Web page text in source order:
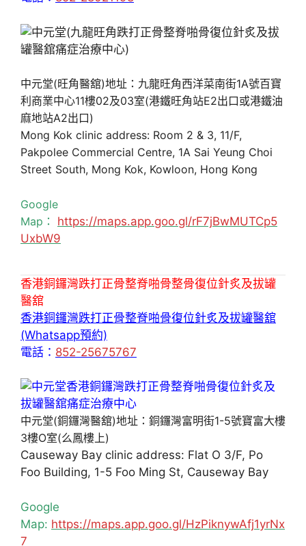
中元堂(旺角醫舘)地址：九龍旺角西洋菜南街1A號百寶
利商業中心11樓02及03室(港鐵旺角站E2出口或港鐵油
麻地站A2出口)
Mong Kok clinic address: Room 2 & 3, 11/F,
Pakpolee Commercial Centre, 1A Sai Yeung Choi
Street South, Mong Kok, Kowloon, Hong Kong
Google
Map： https://maps.app.goo.gl/rF7jBwMUTCp5
UxbW9
香港銅鑼灣跌打正骨整脊啪骨整骨復位針炙及拔罐
醫舘
香港銅鑼灣跌打正骨整脊啪骨復位針炙及拔罐醫舘
(Whatsapp預約)
電話： 852-25675767
中元堂(銅鑼灣醫舘)地址：銅鑼灣富明街1-5號寶富大樓
3樓O室(么鳳樓上)
Causeway Bay clinic address: Flat O 3/F, Po
Foo Building, 1-5 Foo Ming St, Causeway Bay
Google
Map: https://maps.app.goo.gl/HzPiknywAfj1yrNx
7